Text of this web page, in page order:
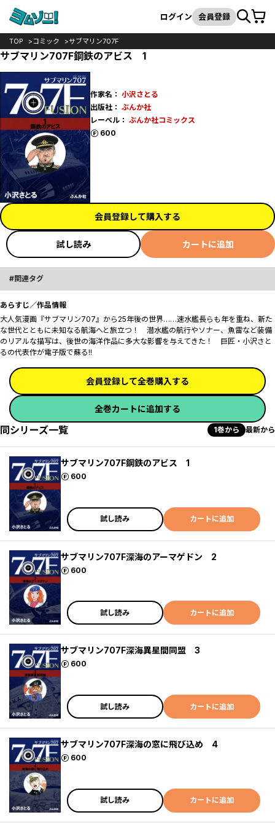
検索
ログイン 会員登録カート
TOP コミック サブマリン707F
サブマリン707F鋼鉄のアビス 1
作家名： 小沢さとる
出版社： ぶんか社
レーベル： ぶんか社コミックス
600
ポイント
会員登録して購入する
試し読み カートに追加
関連タグ
あらすじ／作品情報
大人気漫画『サブマリン707』から25年後の世界……速水艦長らも年を重ね、新た
な世代とともに未知なる航海へと旅立つ！ 潜水艦の航行やソナー、魚雷など装備
のリアルな描写は、後世の海洋作品に多大な影響を与えてきた！ 巨匠・小沢さと
るの代表作が電子版で蘇る!!
会員登録して全巻購入する
全巻カートに追加する
同シリーズ一覧 1巻から 最新から
サブマリン707F鋼鉄のアビス 1
600
ポイント
試し読み カートに追加
サブマリン707F深海のアーマゲドン 2
600
ポイント
試し読み カートに追加
サブマリン707F深海異星間同盟 3
600
ポイント
試し読み カートに追加
サブマリン707F深海の窓に飛び込め 4
600
ポイント
試し読み カートに追加